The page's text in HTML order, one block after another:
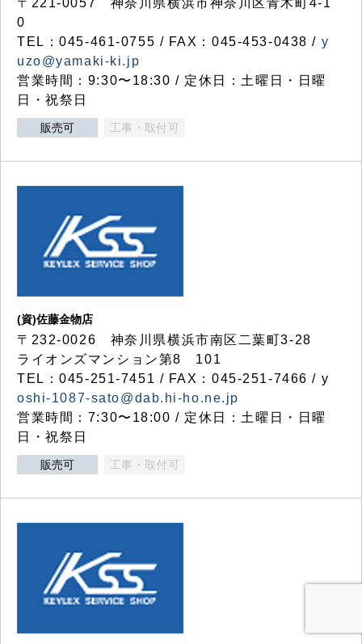
〒221-0057 神奈川県横浜市神奈川区青木町4-1
0
TEL：045-461-0755 / FAX：045-453-0438 / y
uzo@yamaki-ki.jp
営業時間：9:30〜18:30 / 定休日：土曜日・日曜
日・祝祭日
販売可 工事・取付可
(資)佐藤金物店
〒232-0026 神奈川県横浜市南区二葉町3-28
ライオンズマンション第8 101
TEL：045-251-7451 / FAX：045-251-7466 / y
oshi-1087-sato@dab.hi-ho.ne.jp
営業時間：7:30〜18:00 / 定休日：土曜日・日曜
日・祝祭日
販売可 工事・取付可